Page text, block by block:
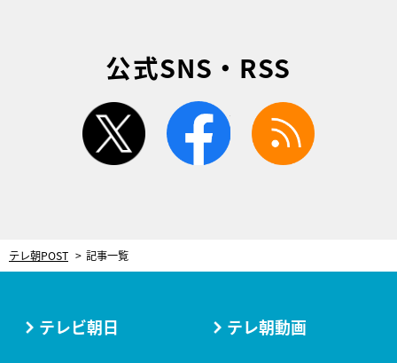
公式SNS・RSS
twitter facebook
テレ朝POST 記事一覧
テレビ朝日 テレ朝動画